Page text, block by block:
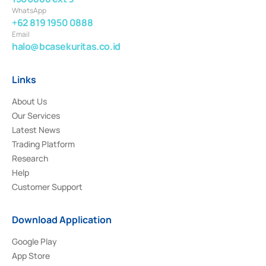
WhatsApp
+62 819 1950 0888
Email
halo@bcasekuritas.co.id
Links
About Us
Our Services
Latest News
Trading Platform
Research
Help
Customer Support
Download Application
Google Play
App Store